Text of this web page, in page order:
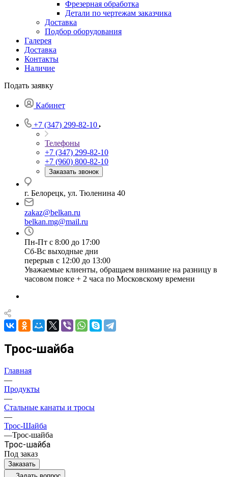
Фрезерная обработка
Детали по чертежам заказчика
Доставка
Подбор оборудования
Галерея
Доставка
Контакты
Наличие
Подать заявку
Кабинет
+7 (347) 299-82-10
Телефоны
+7 (347) 299-82-10
+7 (960) 800-82-10
Заказать звонок
г. Белорецк, ул. Тюленина 40
zakaz@belkan.ru
belkan.mg@mail.ru
Пн-Пт с 8:00 до 17:00
Сб-Вс выходные дни
перерыв с 12:00 до 13:00
Уважаемые клиенты, обращаем внимание на разницу в
часовом поясе + 2 часа по Московскому времени
Трос-шайба
Главная
—
Продукты
—
Стальные канаты и тросы
—
Трос-Шайба
—Трос-шайба
Трос-шайба
Под заказ
Заказать